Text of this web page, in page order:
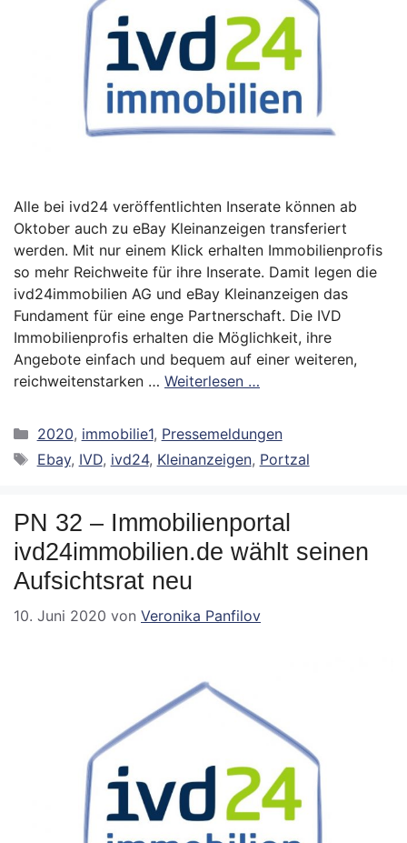
Alle bei ivd24 veröffentlichten Inserate können ab
Oktober auch zu eBay Kleinanzeigen transferiert
werden. Mit nur einem Klick erhalten Immobilienprofis
so mehr Reichweite für ihre Inserate. Damit legen die
ivd24immobilien AG und eBay Kleinanzeigen das
Fundament für eine enge Partnerschaft. Die IVD
Immobilienprofis erhalten die Möglichkeit, ihre
Angebote einfach und bequem auf einer weiteren,
reichweitenstarken … Weiterlesen …
Kategorien
2020, immobilie1, Pressemeldungen
Schlagwörter
Ebay, IVD, ivd24, Kleinanzeigen, Portzal
PN 32 – Immobilienportal
ivd24immobilien.de wählt seinen
Aufsichtsrat neu
10. Juni 2020 von Veronika Panfilov